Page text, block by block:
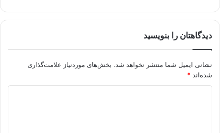
دیدگاهتان را بنویسید
نشانی ایمیل شما منتشر نخواهد شد. بخش‌های موردنیاز علامت‌گذاری
شده‌اند *